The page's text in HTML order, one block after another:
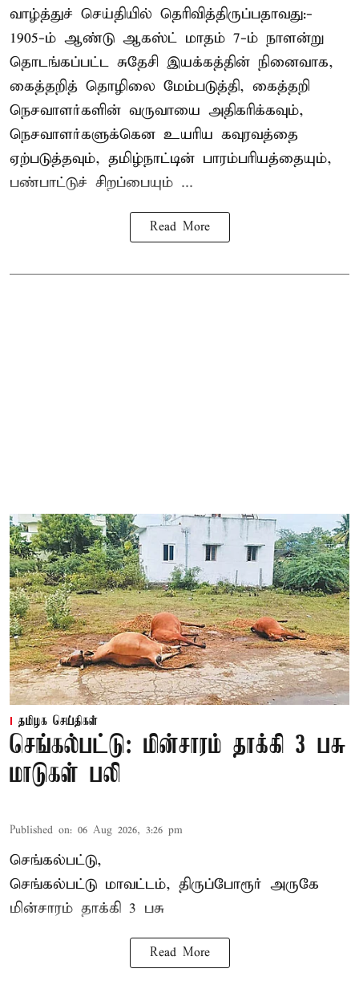
வாழ்த்துச் செய்தியில் தெரிவித்திருப்பதாவது:-
1905-ம் ஆண்டு ஆகஸ்ட் மாதம் 7-ம் நாளன்று
தொடங்கப்பட்ட சுதேசி இயக்கத்தின் நினைவாக,
கைத்தறித் தொழிலை மேம்படுத்தி, கைத்தறி
நெசவாளர்களின் வருவாயை அதிகரிக்கவும்,
நெசவாளர்களுக்கென உயரிய கவுரவத்தை
ஏற்படுத்தவும், தமிழ்நாட்டின் பாரம்பரியத்தையும்,
பண்பாட்டுச் சிறப்பையும் ...
Read More
தமிழக செய்திகள்
செங்கல்பட்டு: மின்சாரம் தாக்கி 3 பசு
மாடுகள் பலி
Published on: 06 Aug 2026, 3:26 pm
செங்கல்பட்டு,
செங்கல்பட்டு மாவட்டம், திருப்போரூர் அருகே
மின்சாரம் தாக்கி 3 பசு
Read More